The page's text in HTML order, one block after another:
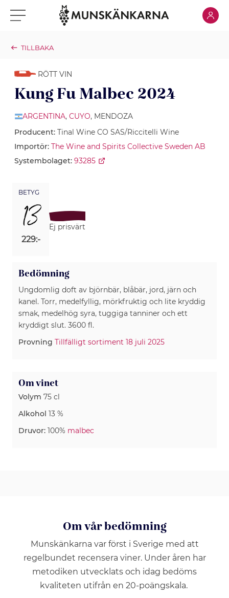
Klicka för meny Klicka
TILLBAKA
RÖTT VIN
Kung Fu Malbec 2024
ARGENTINA, CUYO, MENDOZA
Producent: Tinal Wine CO SAS/Riccitelli Wine
Importör: The Wine and Spirits Collective Sweden AB
Systembolaget: 93285
BETYG
13
229:-
Ej prisvärt
Bedömning
Ungdomlig doft av björnbär, blåbär, jord, järn och
kanel. Torr, medelfyllig, mörkfruktig och lite kryddig
smak, medelhög syra, tuggiga tanniner och ett
kryddigt slut. 3600 fl.
Provning Tillfälligt sortiment 18 juli 2025
Om vinet
Volym 75 cl
Alkohol 13 %
Druvor: 100% malbec
Om vår bedömning
Munskänkarna var först i Sverige med att
regelbundet recensera viner. Under åren har
metodiken utvecklats och idag bedöms
kvaliteten utifrån en 20-poängskala.